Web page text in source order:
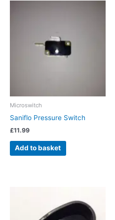
Microswitch
Saniflo Pressure Switch
£11.99
Add to basket